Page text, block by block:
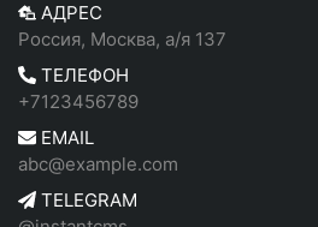
АДРЕС
Россия, Москва, а/я 137
ТЕЛЕФОН
+7123456789
EMAIL
abc@example.com
TELEGRAM